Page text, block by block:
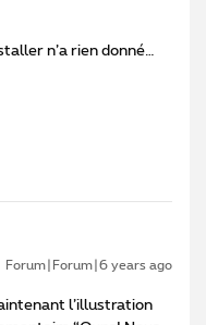
n’a rien donné…
Forum|Forum|6 years ago
l’illustration